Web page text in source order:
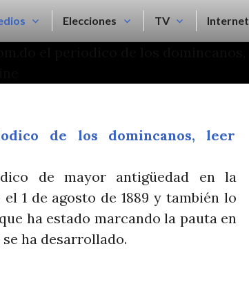
Elecciones TV Internet
de mayor antigüedad en la
1 de agosto de 1889 y también lo
ha estado marcando la pauta en
ha desarrollado.